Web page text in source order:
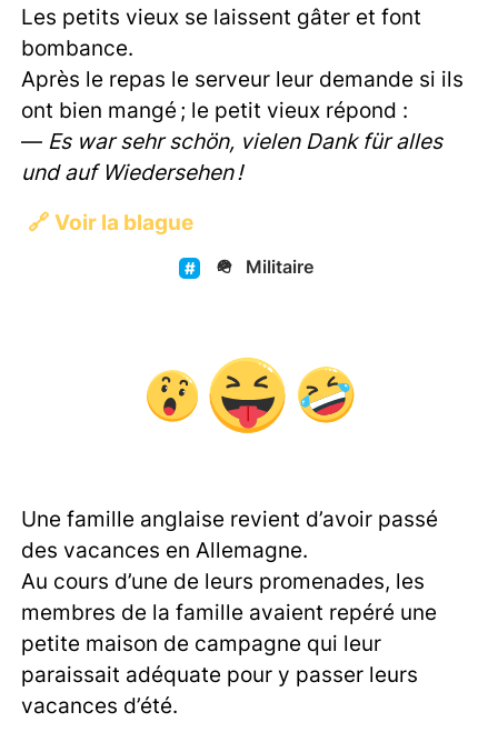
Les petits vieux se laissent gâter et font
bombance.
Après le repas le serveur leur demande si ils
ont bien mangé ; le petit vieux répond :
— Es war sehr schön, vielen Dank für alles
und auf Wiedersehen !
🔗 Voir la blague
🪖 Militaire
Une famille anglaise revient d’avoir passé
des vacances en Allemagne.
Au cours d’une de leurs promenades, les
membres de la famille avaient repéré une
petite maison de campagne qui leur
paraissait adéquate pour y passer leurs
vacances d’été.